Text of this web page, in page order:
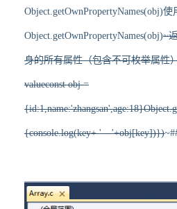
Object.getOwnPropertyNames(obj)使
Object.getOwnPropertyNames(obj)~
身的所有属性（包含不可枚举属性
valueconst obj =
{console.log(key+ '---'+obj[key])})